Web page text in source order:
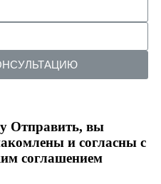
Отправить, вы
и согласны с
соглашением